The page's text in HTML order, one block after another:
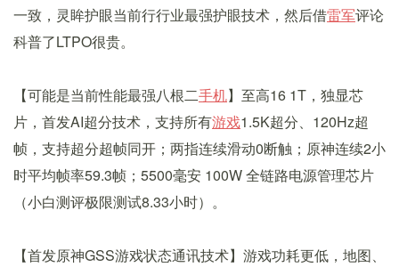
一致，灵眸护眼当前行行业最强护眼技术，然后借雷军评论
科普了LTPO很贵。
【可能是当前性能最强八根二手机】至高16 1T，独显芯
片，首发AI超分技术，支持所有游戏1.5K超分、120Hz超
帧，支持超分超帧同开；两指连续滑动0断触；原神连续2小
时平均帧率59.3帧；5500毫安 100W 全链路电源管理芯片
（小白测评极限测试8.33小时）。
【首发原神GSS游戏状态通讯技术】游戏功耗更低，地图、